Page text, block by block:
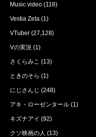
Music video (118)
Vestia Zeta (1)
VTuber (27,128)
Vの実況 (1)
さくらみこ (13)
ときのそら (1)
にじさんじ (248)
アキ・ローゼンタール (1)
キズナアイ (92)
クソ映画の人 (13)